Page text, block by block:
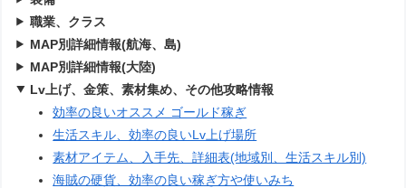
職業、クラス
MAP別詳細情報(航海、島)
MAP別詳細情報(大陸)
Lv上げ、金策、素材集め、その他攻略情報
効率の良いオススメ ゴールド稼ぎ
生活スキル、効率の良いLv上げ場所
素材アイテム、入手先、詳細表(地域別、生活スキル別)
海賊の硬貨、効率の良い稼ぎ方や使いみち